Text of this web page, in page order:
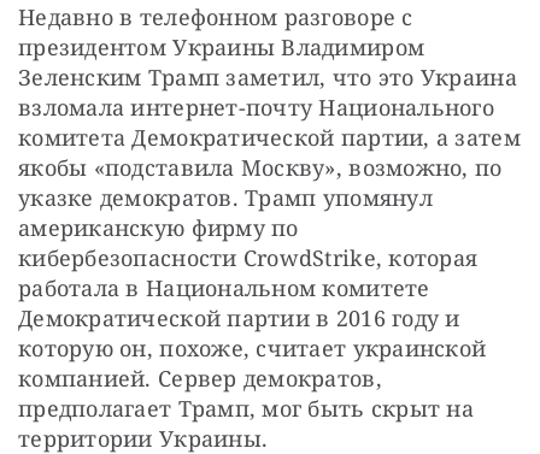
Недавно в телефонном разговоре с
президентом Украины Владимиром
Зеленским Трамп заметил, что это Украина
взломала интернет-почту Национального
комитета Демократической партии, а затем
якобы «подставила Москву», возможно, по
указке демократов. Трамп упомянул
американскую фирму по
кибербезопасности CrowdStrike, которая
работала в Национальном комитете
Демократической партии в 2016 году и
которую он, похоже, считает украинской
компанией. Сервер демократов,
предполагает Трамп, мог быть скрыт на
территории Украины.